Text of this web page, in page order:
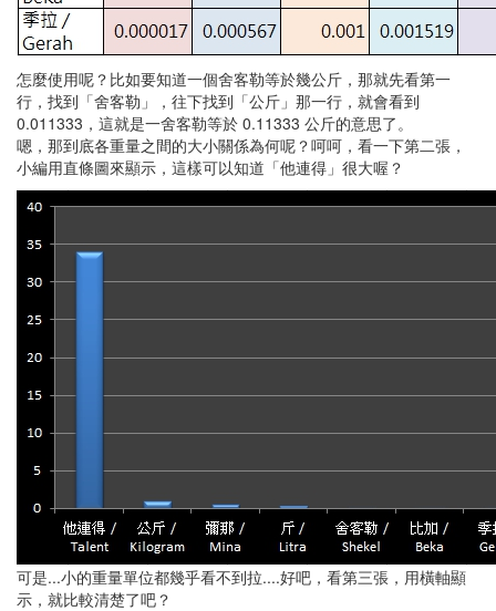
怎麼使用呢？比如要知道一個舍客勒等於幾公斤，那就先看第一
行，找到「舍客勒」，往下找到「公斤」那一行，就會看到
0.011333，這就是一舍客勒等於 0.11333 公斤的意思了。
嗯，那到底各重量之間的大小關係為何呢？呵呵，看一下第二張，
小編用直條圖來顯示，這樣可以知道「他連得」很大喔？
可是...小的重量單位都幾乎看不到拉....好吧，看第三張，用橫軸顯
示，就比較清楚了吧？